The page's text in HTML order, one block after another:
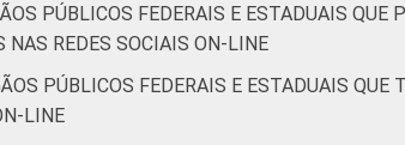
PÚBLICOS FEDERAIS E ESTADUAIS
NAS REDES SOCIAIS ON-LINE
PÚBLICOS FEDERAIS E ESTADUAIS
LINE